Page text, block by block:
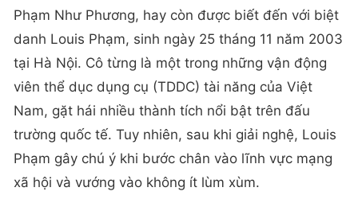
Phạm Như Phương, hay còn được biết đến với biệt
danh Louis Phạm, sinh ngày 25 tháng 11 năm 2003
tại Hà Nội. Cô từng là một trong những vận động
viên thể dục dụng cụ (TDDC) tài năng của Việt
Nam, gặt hái nhiều thành tích nổi bật trên đấu
trường quốc tế. Tuy nhiên, sau khi giải nghệ, Louis
Phạm gây chú ý khi bước chân vào lĩnh vực mạng
xã hội và vướng vào không ít lùm xùm.